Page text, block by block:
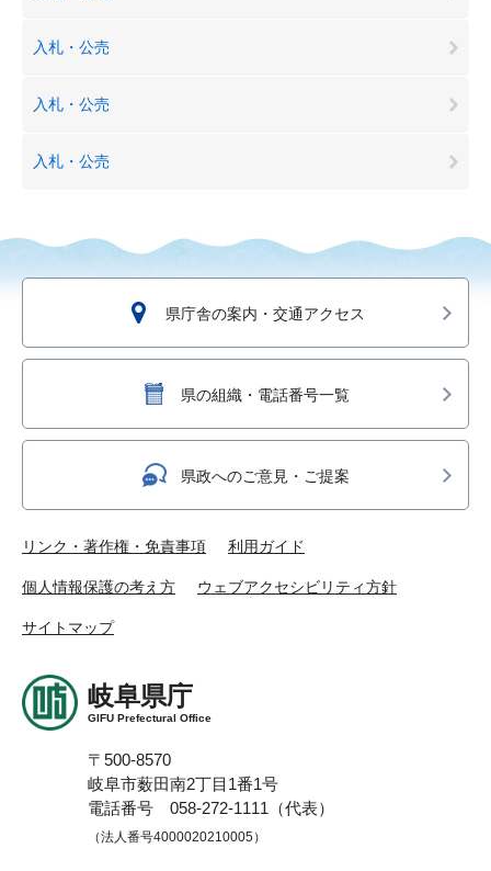
入札・公売
入札・公売
入札・公売
県庁舎の案内・交通アクセス
県の組織・電話番号一覧
県政へのご意見・ご提案
リンク・著作権・免責事項 利用ガイド
個人情報保護の考え方 ウェブアクセシビリティ方針
サイトマップ
岐阜県庁
GIFU Prefectural Office
〒500-8570
岐阜市薮田南2丁目1番1号
電話番号 058-272-1111（代表）
（法人番号4000020210005）